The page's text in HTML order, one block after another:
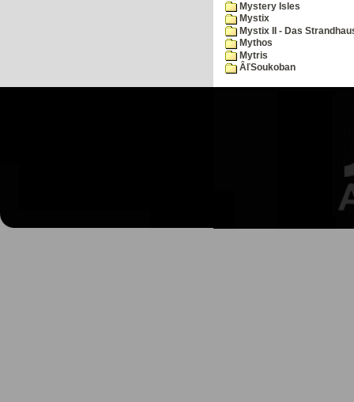
Mystery Isles
Mystix
Mystix II - Das
Mythos
Mytris
ÂľSoukoban